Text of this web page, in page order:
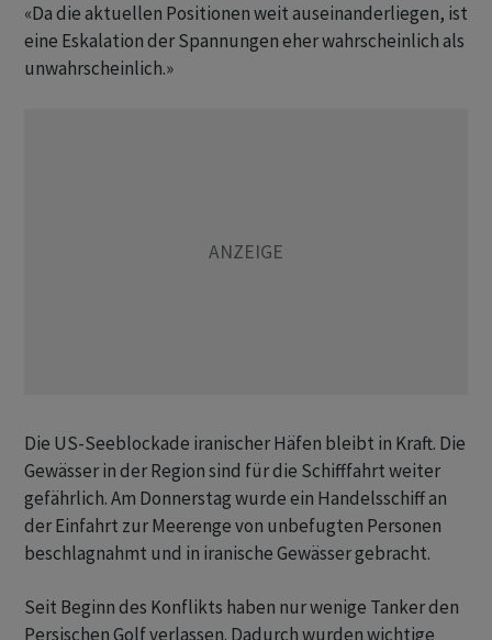
«Da die aktuellen Positionen weit auseinanderliegen, ist
eine Eskalation der Spannungen eher wahrscheinlich als
unwahrscheinlich.»
Die US-Seeblockade iranischer Häfen bleibt in Kraft. Die
Gewässer in der Region sind für die Schifffahrt weiter
gefährlich. Am Donnerstag wurde ein Handelsschiff an
der Einfahrt zur Meerenge von unbefugten Personen
beschlagnahmt und in iranische Gewässer gebracht.
Seit Beginn des Konflikts haben nur wenige Tanker den
Persischen Golf verlassen. Dadurch wurden wichtige